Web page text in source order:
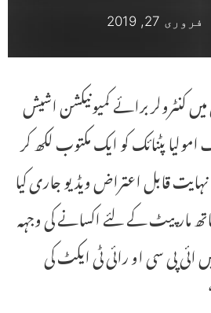
فروری 27, 2019
کنٹرولر برائے کمیونیکشن اشیش
پٹنائک کو ایک مکتوب لکھ کر
نہایت قابل اعتراض ویڈیو جاری کیا
مارپیٹ کے لئے اکسانے کی وجہہ
ائی پی سی او رائی ٹی ایکٹ کی